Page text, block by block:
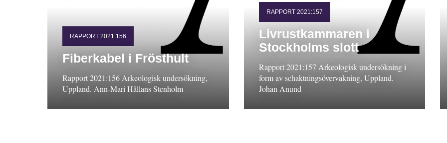
RAPPORT 2021:156
Fiberkabel i Frösthult
Rapport 2021:156 Arkeologisk undersökning,
Uppland. Ann-Mari Hållans Stenholm
RAPPORT 2021:157
Livrustkammaren i
Stockholms slott
Rapport 2021:157 Arkeologisk undersökning i
form av schaktningsövervakning, Uppland.
Johan Anund